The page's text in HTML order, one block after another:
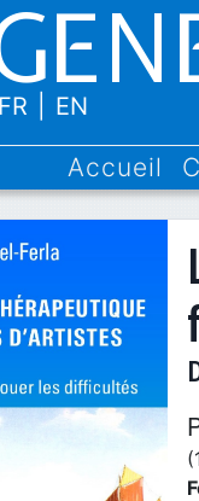
FR EN
Accueil